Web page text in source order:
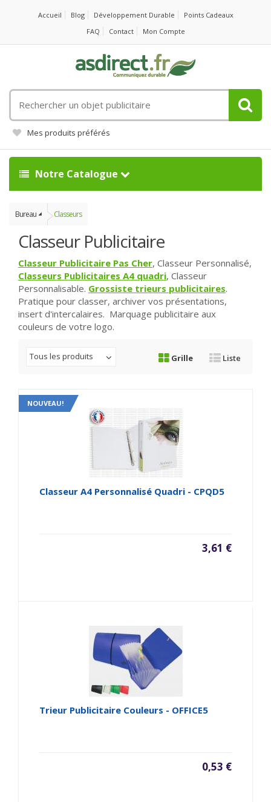
Accueil Blog Développement Durable
Points Cadeaux
FAQ
Contact Mon Compte
un
objet
publicitaire
Mes produits préférés
Notre Catalogue
Bureau Classeurs
Classeur Publicitaire
Classeur Publicitaire Pas Cher, Classeur Personnalisé,
Classeurs Publicitaires A4 quadri, Classeur
Personnalisable. Grossiste trieurs publicitaires.
Pratique pour classer, archiver vos présentations,
insert d'intercalaires. Marquage publicitaire aux
couleurs de votre logo.
Tous les produits Grille Liste
NOUVEAU!
Classeur A4 Personnalisé Quadri - CPQD5
3,61 €
Trieur Publicitaire Couleurs - OFFICE5
0,53 €